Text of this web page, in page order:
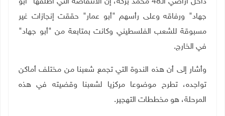
جهاد" ورفاقه وعلى رأسهم "أبو عمار" حققت إنجازات غير
مسبوقة للشعب الفلسطيني وكانت بمتابعة من "أبو جهاد"
في الخارج.
وأشار إلى أن هذه الندوة التي تجمع شعبنا من مختلف أماكن
تواجده، تطرح موضوعا مركزيا لشعبنا وقضيته في هذه
المرحلة، هو مخططات التهجير.